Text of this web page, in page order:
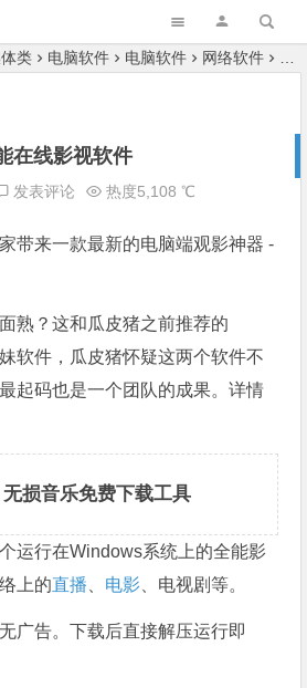
类 电脑软件 电脑软件 网络软件
在线影视软件
发表评论 热度5,108 ℃
带来一款最新的电脑端观影神器 -
熟？这和瓜皮猪之前推荐的
软件，瓜皮猪怀疑这两个软件不
起码也是一个团队的成果。详情
损音乐免费下载工具
运行在Windows系统上的全能影
上的直播 电影 、电视剧等。
广告。下载后直接解压运行即